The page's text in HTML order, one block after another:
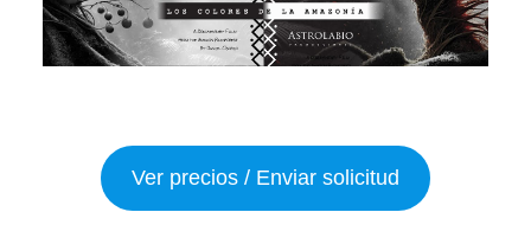
Ver precios / Enviar solicitud